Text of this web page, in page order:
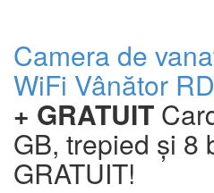
Camera de
WiFi Vânător
+ GRATUIT
GB, trepied și 8
GRATUIT!